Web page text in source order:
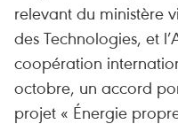
relevant du ministère
des Technologies, et
coopération
octobre, un accord
projet « Énergie